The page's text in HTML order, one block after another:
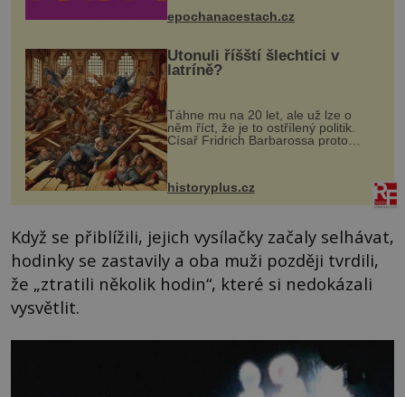
epochanacestach.cz
Utonuli říšští šlechtici v
latríně?
Táhne mu na 20 let, ale už lze o
něm říct, že je to ostřílený politik.
Císař Fridrich Barbarossa proto
posílá svého syna a dědice Jindřicha
VI. do Erfurtu, aby se stal
prostředníkem při řešení sporu m...
historyplus.cz
Když se přiblížili, jejich vysílačky začaly selhávat,
hodinky se zastavily a oba muži později tvrdili,
že „ztratili několik hodin“, které si nedokázali
vysvětlit.